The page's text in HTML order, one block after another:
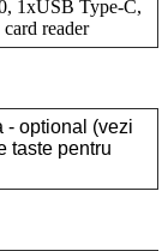
1xUSB Type-C,
reader
- optional (vezi
taste pentru